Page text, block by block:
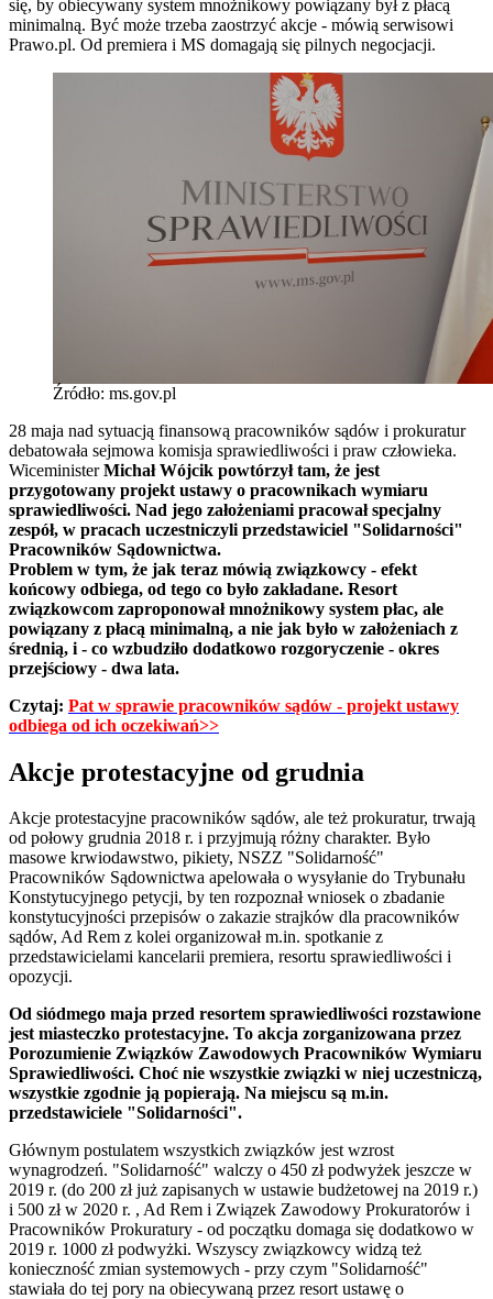
się, by obiecywany system mnożnikowy powiązany był z płacą
minimalną. Być może trzeba zaostrzyć akcje - mówią serwisowi
Prawo.pl. Od premiera i MS domagają się pilnych negocjacji.
Źródło: ms.gov.pl
28 maja nad sytuacją finansową pracowników sądów i prokuratur
debatowała sejmowa komisja sprawiedliwości i praw człowieka.
WiceministerMichał Wójcik powtórzył tam, że jest
przygotowany projekt ustawy o pracownikach wymiaru
sprawiedliwości. Nad jego założeniami pracował specjalny
zespół, w pracach uczestniczyli przedstawiciel "Solidarności"
Pracowników Sądownictwa.
Problem w tym, że jak teraz mówią związkowcy - efekt
końcowy odbiega, od tego co było zakładane. Resort
związkowcom zaproponował mnożnikowy system płac, ale
powiązany z płacą minimalną, a nie jak było w założeniach z
średnią, i - co wzbudziło dodatkowo rozgoryczenie - okres
przejściowy - dwa lata.
Czytaj: Pat w sprawie pracowników sądów - projekt ustawy
odbiega od ich oczekiwań>>
Akcje protestacyjne od grudnia
Akcje protestacyjne pracowników sądów, ale też prokuratur, trwają
od połowy grudnia 2018 r. i przyjmują różny charakter. Było
masowe krwiodawstwo, pikiety, NSZZ "Solidarność"
Pracowników Sądownictwa apelowała o wysyłanie do Trybunału
Konstytucyjnego petycji, by ten rozpoznał wniosek o zbadanie
konstytucyjności przepisów o zakazie strajków dla pracowników
sądów, Ad Rem z kolei organizował m.in. spotkanie z
przedstawicielami kancelarii premiera, resortu sprawiedliwości i
opozycji.
Od siódmego maja przed resortem sprawiedliwości rozstawione
jest miasteczko protestacyjne. To akcja zorganizowana przez
Porozumienie Związków Zawodowych Pracowników Wymiaru
Sprawiedliwości. Choć nie wszystkie związki w niej uczestniczą,
wszystkie zgodnie ją popierają. Na miejscu są m.in.
przedstawiciele "Solidarności".
Głównym postulatem wszystkich związków jest wzrost
wynagrodzeń. "Solidarność" walczy o 450 zł podwyżek jeszcze w
2019 r. (do 200 zł już zapisanych w ustawie budżetowej na 2019 r.)
i 500 zł w 2020 r. , Ad Rem i Związek Zawodowy Prokuratorów i
Pracowników Prokuratury - od początku domaga się dodatkowo w
2019 r. 1000 zł podwyżki. Wszyscy związkowcy widzą też
konieczność zmian systemowych - przy czym "Solidarność"
stawiała do tej pory na obiecywaną przez resort ustawę o